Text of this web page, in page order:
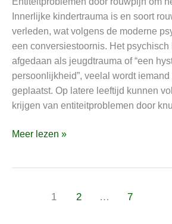
Innerlijke kindertrauma is en soort
verleden, wat volgens de moderne
een conversiestoornis. Het psychisch
afgedaan als jeugdtrauma of “een
persoonlijkheid”, veelal wordt
geplaatst. Op latere leeftijd kunnen
krijgen van entiteitproblemen door
energiejatters
’t
geefgedrag
stimuleren
Meer lezen »
1 2 … 7